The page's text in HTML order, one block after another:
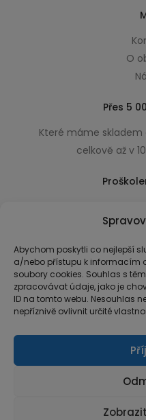
Abychom poskytli co nejlepší
a/nebo přístupu k informacím
soubory cookies. Souhlas s
zpracovávat údaje, jako je
ID na tomto webu. Nesouhlas
nepříznivě ovlivnit určité
O
Přes 5
Které máme
celkově až v